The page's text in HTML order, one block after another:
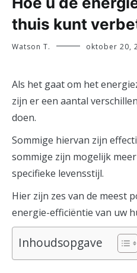
thuis kunt
Watson T. oktober 20,
Als het gaat om het
zijn er een aantal
doen.
Sommige hiervan zijn
sommige zijn mogelijk
specifieke levensstijl.
Hier zijn zes van de meest
energie-efficiëntie van uw
Inhoudsopgave